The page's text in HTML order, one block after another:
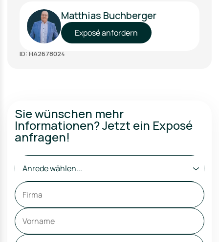
Matthias Buchberger
Exposé anfordern
ID: HA2678024
Sie wünschen mehr
Informationen? Jetzt ein Exposé
anfragen!
Anrede wählen...